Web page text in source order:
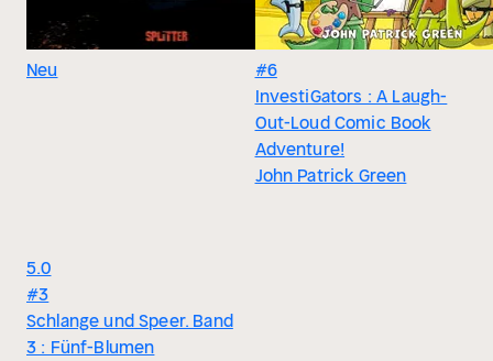
Neu
5.0
#3
Schlange und Speer. Band
3 : Fünf-Blumen
#6
InvestiGators : A Laugh-
Out-Loud Comic Book
Adventure!
John Patrick Green